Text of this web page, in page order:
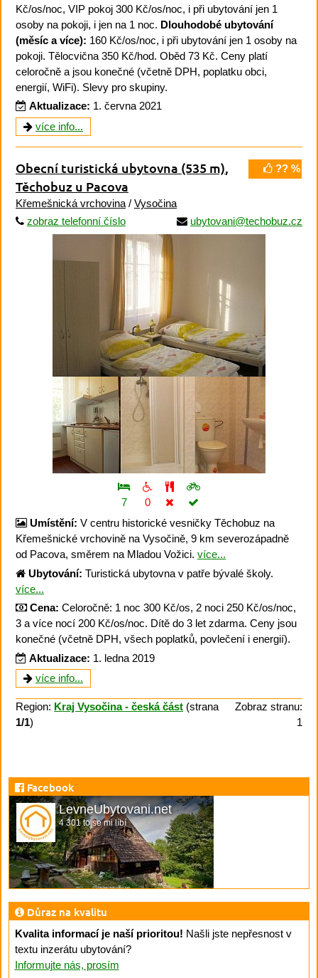
Kč/os/noc, VIP pokoj 300 Kč/os/noc, i při ubytování jen 1
osoby na pokoji, i jen na 1 noc. Dlouhodobé ubytování
(měsíc a více): 160 Kč/os/noc, i při ubytování jen 1 osoby na
pokoji. Tělocvična 350 Kč/hod. Oběd 73 Kč. Ceny platí
celoročně a jsou konečné (včetně DPH, poplatku obci,
energií, WiFi). Slevy pro skupiny.
Aktualizace: 1. června 2021
více info...
?? %
Obecní turistická ubytovna (535 m)
Těchobuz u Pacova
Křemešnická vrchovina / Vysočina
zobraz telefonní číslo
ubytovani@techobuz.cz
7
0
Umístění: V centru historické vesničky Těchobuz na
Křemešnické vrchovině na Vysočině, 9 km severozápadně
od Pacova, směrem na Mladou Vožici. více...
Ubytování: Turistická ubytovna v patře bývalé školy.
více...
Cena: Celoročně: 1 noc 300 Kč/os, 2 noci 250 Kč/os/noc,
3 a více nocí 200 Kč/os/noc. Dítě do 3 let zdarma. Ceny jsou
konečné (včetně DPH, všech poplatků, povlečení i energií).
Aktualizace: 1. ledna 2019
více info...
Region: Kraj Vysočina - česká část (strana
1/1)
Zobraz stranu:
1
Facebook
LevneUbytovani.net
4 301 to se mi líbí
Důraz na kvalitu
Kvalita informací je naší prioritou! Našli jste nepřesnost v
textu inzerátu ubytování?
Informujte nás, prosím